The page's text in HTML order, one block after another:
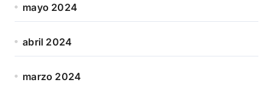
mayo 2024
abril 2024
marzo 2024